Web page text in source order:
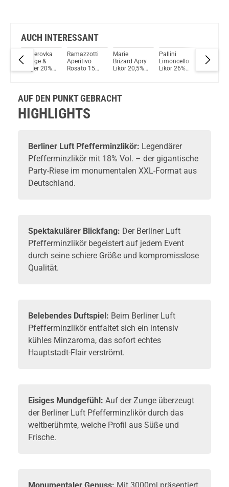
AUCH INTERESSANT
Becherovka
Orange &
Ginger 20%
Ramazzotti
Aperitivo
Rosato 15%
Marie
Brizard Apry
Likör 20,5%
Pallini
Limoncello
Likör 26%
Koko
AUF DEN PUNKT GEBRACHT
HIGHLIGHTS
Berliner Luft Pfefferminzlikör: Legendärer
Pfefferminzlikörmit 18% Vol. – der gigantische
Party-Riese im monumentalen XXL-Format aus
Deutschland.
Spektakulärer Blickfang: Der Berliner Luft
Pfefferminzlikör begeistert auf jedem Event
durch seine schiere Größe und kompromisslose
Qualität.
Belebendes Duftspiel: Beim Berliner Luft
Pfefferminzlikör entfaltet sich ein intensiv
kühles Minzaroma, das sofort echtes
Hauptstadt-Flair verströmt.
Eisiges Mundgefühl: Auf der Zunge überzeugt
der Berliner Luft Pfefferminzlikör durch das
weltberühmte, weiche Profil aus Süße und
Frische.